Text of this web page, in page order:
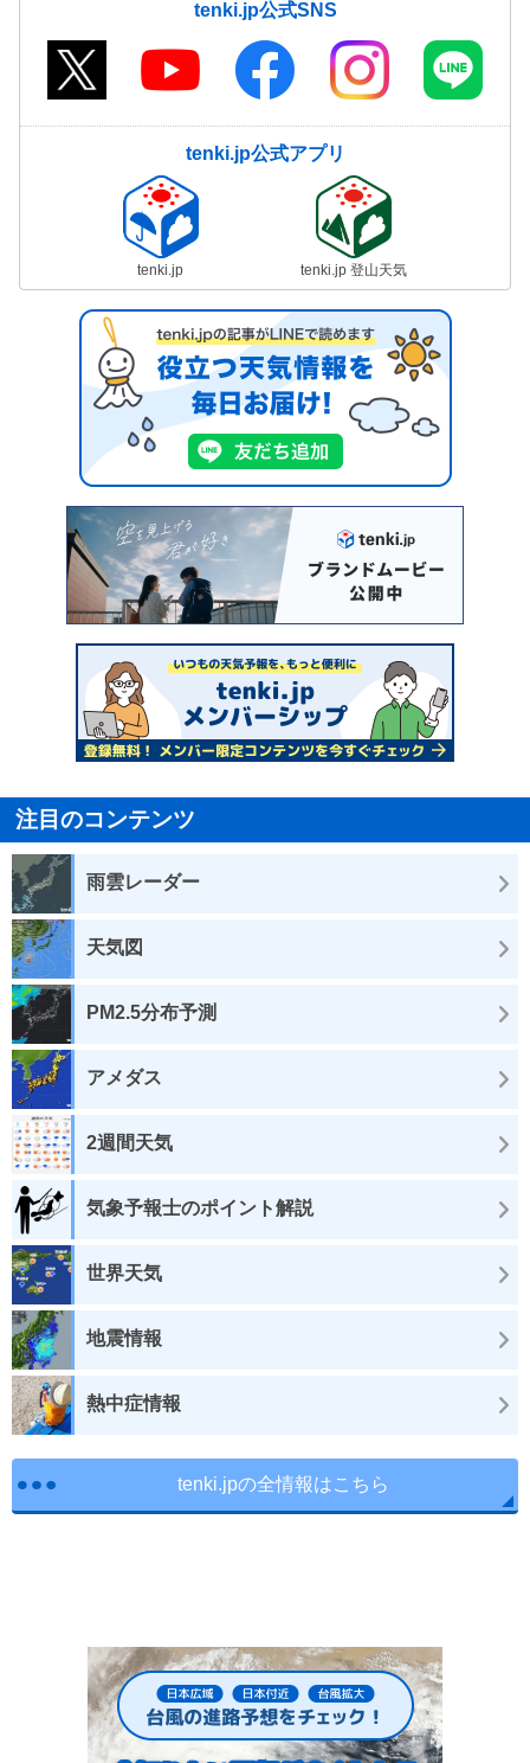
tenki.jp公式SNS
tenki.jp公式アプリ
tenki.jp tenki.jp 登山天気
注目のコンテンツ
雨雲レーダー
天気図
PM2.5分布予測
アメダス
2週間天気
気象予報士のポイント解説
世界天気
地震情報
熱中症情報
tenki.jpの全情報はこちら